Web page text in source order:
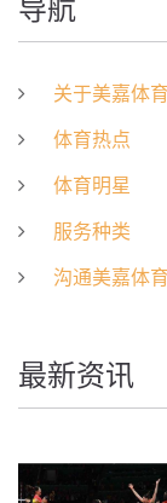
导航
关于美嘉体育
体育热点
体育明星
服务种类
沟通美嘉体
最新资讯